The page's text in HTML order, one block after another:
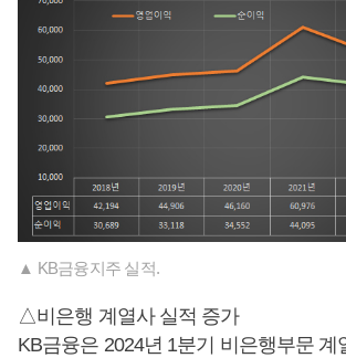
▲ KB금융지주 실적.
△비은행 계열사 실적 증가
KB금융은 2024년 1분기 비은행부문 계